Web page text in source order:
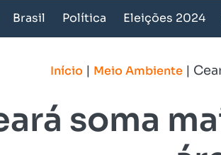
Brasil Política Eleições 2024
Início | Meio Ambiente|
soma